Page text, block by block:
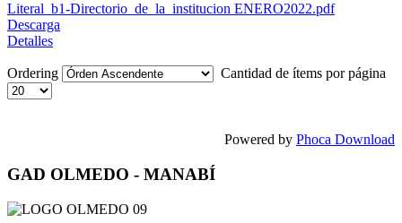
Literal_b1-Directorio_de_la_institucion ENERO2022.pdf
Descarga
Detalles
Ordering Cantidad de ítems por página
Powered by Phoca Download
GAD OLMEDO - MANABÍ